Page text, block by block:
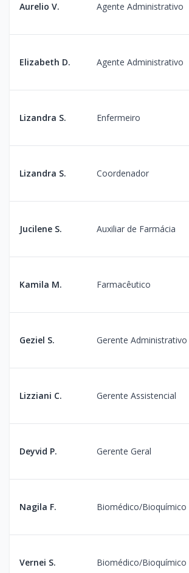
Aurelio V. Agente Administrativo
Elizabeth D. Agente Administrativo
Lizandra S. Enfermeiro
Lizandra S. Coordenador
Jucilene S. Auxiliar de Farmácia
Kamila M. Farmacêutico
Geziel S. Gerente Administrativo
Lizziani C. Gerente Assistencial
Deyvid P. Gerente Geral
Nagila F. Biomédico/Bioquímico
Vernei S. Biomédico/Bioquímico